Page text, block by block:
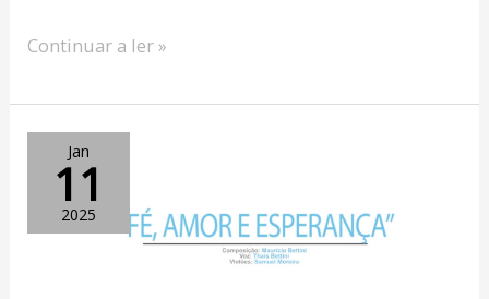
Continuar a ler »
Jan
11
2025
amor